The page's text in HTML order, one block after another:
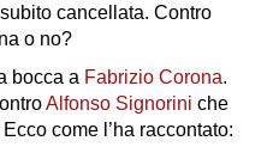
cancellata. Contro
o no?
bocca a Fabrizio Corona.
Alfonso Signorini che
come l’ha raccontato: